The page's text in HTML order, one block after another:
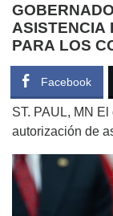
ASISTENCIA
PARA LOS
WING,
Facebook
ST. PAUL, MN
autorización de